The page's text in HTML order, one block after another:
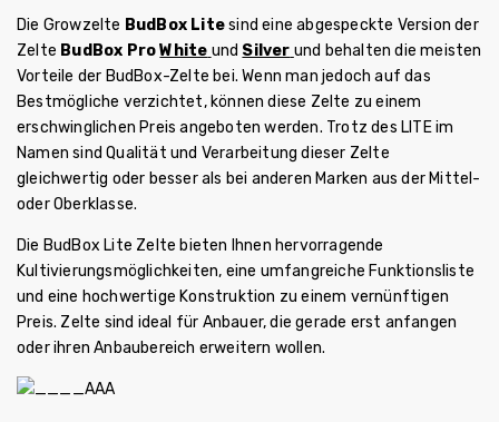
Die Growzelte BudBox Litesind eine abgespeckte Version der
Zelte BudBox Pro White und Silver und behalten die meisten
Vorteile der BudBox-Zelte bei. Wenn man jedoch auf das
Bestmögliche verzichtet, können diese Zelte zu einem
erschwinglichen Preis angeboten werden. Trotz des LITE im
Namen sind Qualität und Verarbeitung dieser Zelte
gleichwertig oder besser als bei anderen Marken aus der Mittel-
oder Oberklasse.
Die BudBox Lite Zelte bieten Ihnen hervorragende
Kultivierungsmöglichkeiten, eine umfangreiche Funktionsliste
und eine hochwertige Konstruktion zu einem vernünftigen
Preis. Zelte sind ideal für Anbauer, die gerade erst anfangen
oder ihren Anbaubereich erweitern wollen.